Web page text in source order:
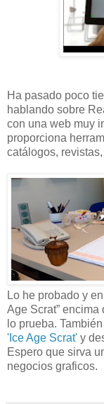
Ha pasado poco
hablando sobre
con una web muy
proporciona
catálogos,
Lo he probado y
Age Scrat”
lo prueba.
'Ice Age Scrat' y
Espero que sirva
negocios graficos.